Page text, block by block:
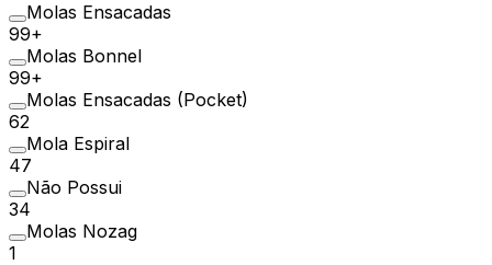
Molas Ensacadas
99+
Molas Bonnel
99+
Molas Ensacadas (Pocket)
62
Mola Espiral
47
Não Possui
34
Molas Nozag
1